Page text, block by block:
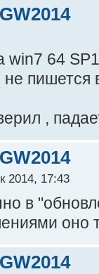
64
пишется
,
2014, 17:43
в
оно